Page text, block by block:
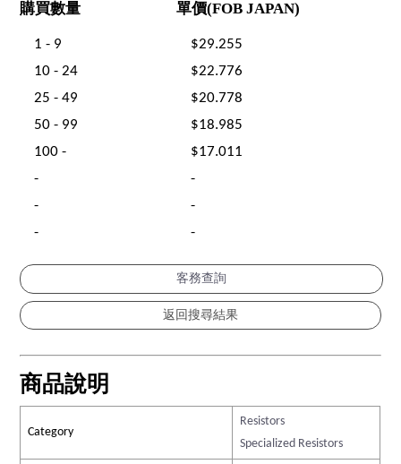
購買數量 單價(FOB JAPAN)
1 - 9
$29.255
10 - 24
$22.776
25 - 49
$20.778
50 - 99
$18.985
100 -
$17.011
-
-
-
-
-
-
客務查詢
商品說明
Category
Resistors
Specialized Resistors